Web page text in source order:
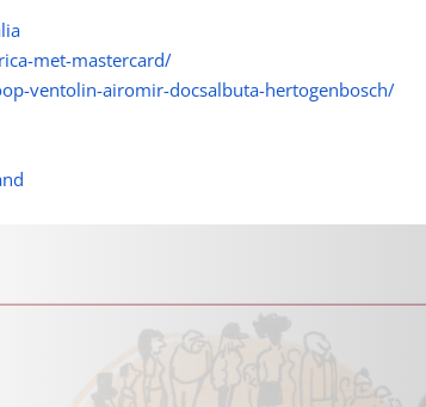
met-mastercard/
ventolin-airomir-docsalbuta-hertogenbosch/